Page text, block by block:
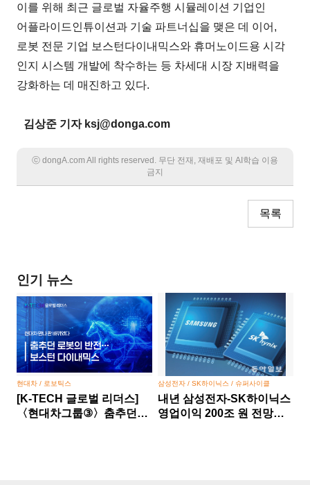
이를 위해 최근 글로벌 자율주행 시뮬레이션 기업인
어플라이드인튜이션과 기술 파트너십을 맺은 데 이어,
로봇 전문 기업 보스턴다이내믹스와 휴머노이드용 시각
인지 시스템 개발에 착수하는 등 차세대 시장 지배력을
강화하는 데 매진하고 있다.
김상준 기자 ksj@donga.com
ⓒ dongA.com All rights reserved. 무단 전재, 재배포 및 AI학습 이용
금지
목록
인기 뉴스
현대차 / 로보틱스
[K-TECH 글로벌 리더스]
〈현대차그룹③〉춤추던
삼성전자 / SK하이닉스 / 슈퍼사이클
내년 삼성전자-SK하이닉스
영업이익 200조 원 전망…